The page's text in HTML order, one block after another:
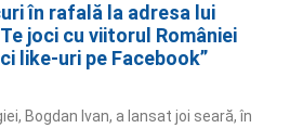
în rafală la adresa lui
joci cu viitorul României
like-uri pe Facebook”
Bogdan Ivan, a lansat joi seară, în